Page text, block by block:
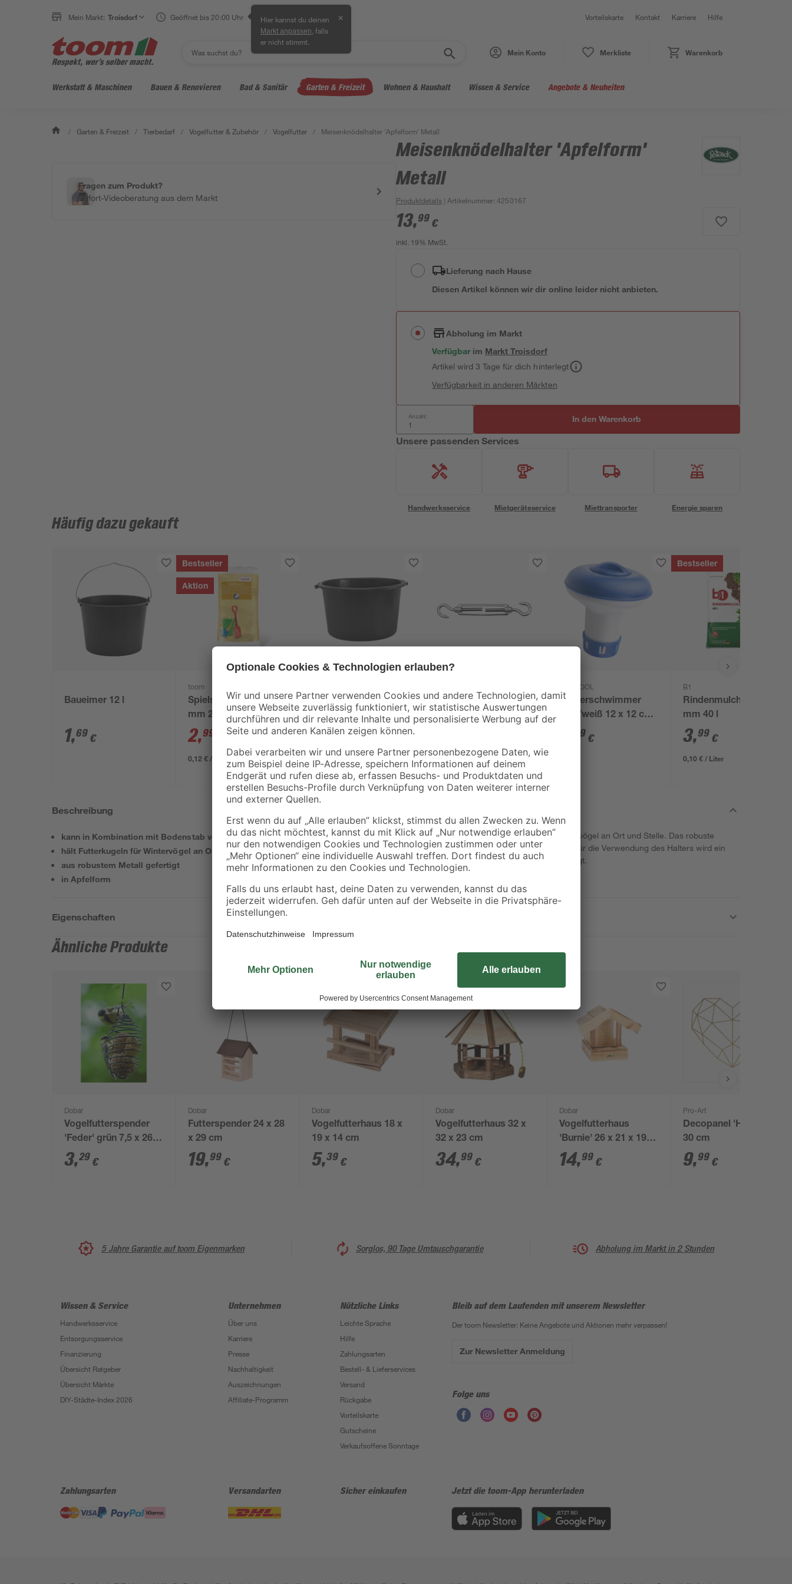
Mein Markt: Troisdorf Geöffnet bis 20:00 Uhr Hier kannst du deinen
Markt anpassen , falls
er nicht stimmt.
✕ Vorteilskarte Kontakt Karriere Hilfe
Mein Konto Merkliste Warenkorb
Werkstatt & Maschinen Bauen & Renovieren Bad & Sanitär Garten & Freizeit Wohnen & Haushalt Wissen & Service Angebote & Neuheiten
/ Garten & Freizeit / Tierbedarf / Vogelfutter & Zubehör / Vogelfutter / Meisenknödelhalter 'Apfelform' Metall
Fragen zum Produkt?
Sofort-Videoberatung aus dem Markt
Meisenknödelhalter 'Apfelform'
Metall
Produktdetails | Artikelnummer:4250167
13,99 €
inkl. 19% MwSt.
Lieferung nach Hause
Diesen Artikel können wir dir online leider nicht anbieten.
Abholung im Markt
Verfügbar im MarktTroisdorf
Artikel wird 3 Tage für dich hinterlegt
Verfügbarkeit in anderen Märkten
Anzahl: In den Warenkorb
Unsere passenden Services
Handwerksservice Mietgeräteservice Miettransporter Energie sparen
Häufig dazu gekauft
Baueimer 12 l
1,69 €
Bestseller
Aktion
toom
Spielsand beige 0-2
mm 25 kg
2,99
0,12 € / Kilogramm
Mörtelkübel 'Profi
Line' 40 l
5,49
Spannanker für
Sonnensegel 150-218
mediPOOL
Dosierschwimmer
blau/weiß 12 x 12 cm,
für 20 g Tabs
99 €
Bestseller
B1
Rindenmulch 0-40
mm 40 l
3,99 €
0,10 € / Liter
Beschreibung
kann in Kombination mit Bodenstab verwendet werden
hält Futterkugeln für Wintervögel an Ort und Stelle
aus robustem Metall gefertigt
in Apfelform
Der Meisknödelhalter hält Nährkugeln für Wintervögel an Ort und Stelle. Das robuste
Metallgitter haben die Vögel ausreichend Halt. Für die Verwendung des Halters wird ein
Bodenstab mit passendem Durchmesser benötigt.
Eigenschaften
Ähnliche Produkte
Dobar
Vogelfutterspender
'Feder' grün 7,5 x 26,5
cm
3,29 €
Dobar
Futterspender 24 x 28
x 29 cm
19,99 €
Dobar
Vogelfutterhaus 18 x
19 x 14 cm
5,39 €
Dobar
Vogelfutterhaus 32 x
32 x 23 cm
34,99 €
Dobar
Vogelfutterhaus
'Burnie' 26 x 21 x 19
cm
14,99 €
Pro-Art
Decopanel 'Herz' 30 x
30 cm
9,99 €
5 Jahre Garantie auf toom Eigenmarken Sorglos, 90 Tage Umtauschgarantie Abholung im Markt in 2 Stunden
Wissen & Service
Handwerksservice
Entsorgungsservice
Finanzierung
Übersicht Ratgeber
Übersicht Märkte
DIY-Städte-Index 2026
Unternehmen
Über uns
Karriere
Presse
Nachhaltigkeit
Auszeichnungen
Affiliate-Programm
Nützliche Links
Leichte Sprache
Hilfe
Zahlungsarten
Bestell- & Lieferservices
Versand
Rückgabe
Vorteilskarte
Gutscheine
Verkaufsoffene Sonntage
Bleib auf dem Laufenden mit unserem Newsletter
Der toom Newsletter: Keine Angebote und Aktionen mehr verpassen!
Zur Newsletter Anmeldung
Folge uns
Zahlungsarten Versandarten Sicher einkaufen Jetzt die toom-App herunterladen